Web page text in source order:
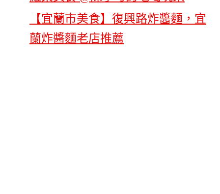
【宜蘭市美食】復興路炸醬麵，宜
蘭炸醬麵老店推薦